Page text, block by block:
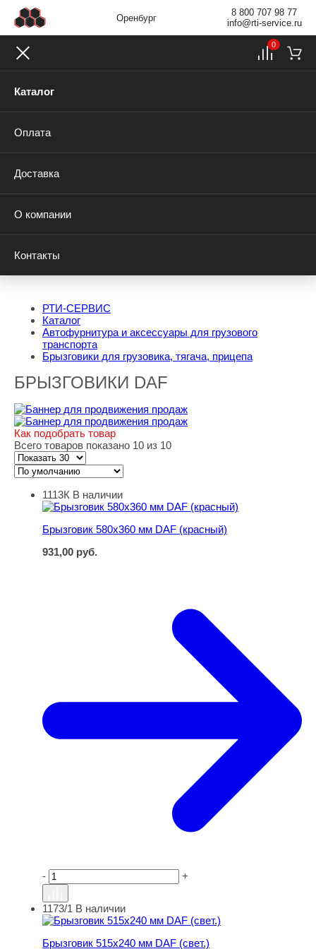
Оренбург
8 800 707 98 77
info@rti-service.ru
Каталог
Оплата
Доставка
О компании
Контакты
0
РТИ-СЕРВИС
Каталог
Автофурнитура и аксессуары для грузового
транспорта
Брызговики для грузовика, тягача, прицепа
БРЫЗГОВИКИ DAF
Как подобрать товар
Всего товаров показано 10 из 10
Брызговик 580х360 мм DAF (красный)
1113К В наличии
Брызговик 580х360 мм DAF (красный)
931,00 руб.
- +
Брызговик 515х240 мм DAF (свет.)
1173/1 В наличии
Брызговик 515х240 мм DAF (свет.)